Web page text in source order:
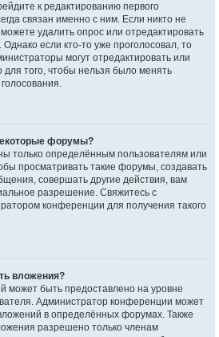
к редактированию первого
связан именно с ним. Если никто не
удалить опрос или отредактировать
если кто-то уже проголосовал, то
могут отредактировать или
для того, чтобы нельзя было менять
форумы?
только определённым пользователям или
просматривать такие форумы, создавать
совершать другие действия, вам
разрешение. Свяжитесь с
конференции для получения такого
вложения?
может быть предоставлено на уровне
Администратор конференции может
в определённых форумах. Также
разрешено только членам